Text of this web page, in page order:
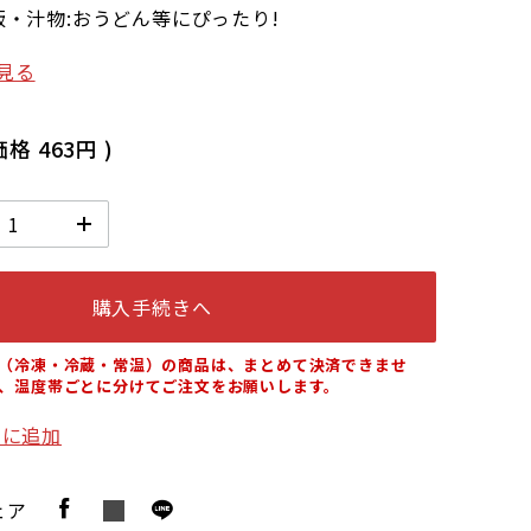
汁物:おうどん等にぴったり!
る
格 463円 )
購入手続きへ
冷凍・冷蔵・常温）の商品は、まとめて決済できませ
温度帯ごとに分けてご注文をお願いします。
追加
ア